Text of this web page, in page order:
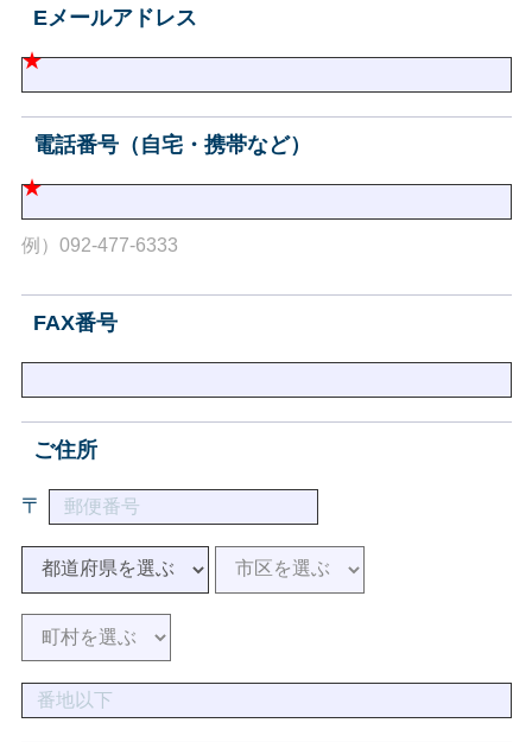
Eメールアドレス
電話番号（自宅・携帯など）
例）092-477-6333
FAX番号
ご住所
〒